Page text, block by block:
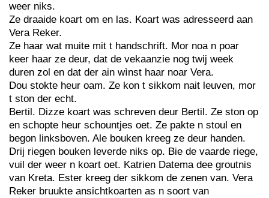
weer niks.
Ze draaide koart om en las. Koart was adresseerd aan
Vera Reker.
Ze haar wat muite mit t handschrift. Mor noa n poar
keer haar ze deur, dat de vekaanzie nog twij week
duren zol en dat der ain wìnst haar noar Vera.
Dou stokte heur oam. Ze kon t sikkom nait leuven, mor
t ston der echt.
Bertil. Dizze koart was schreven deur Bertil. Ze ston op
en schopte heur schountjes oet. Ze pakte n stoul en
begon linksboven. Ale bouken kreeg ze deur handen.
Drij riegen bouken leverde niks op. Bie de vaarde riege,
vuil der weer n koart oet. Katrien Datema dee groutnis
van Kreta. Ester kreeg der sikkom de zenen van. Vera
Reker bruukte ansichtkoarten as n soort van